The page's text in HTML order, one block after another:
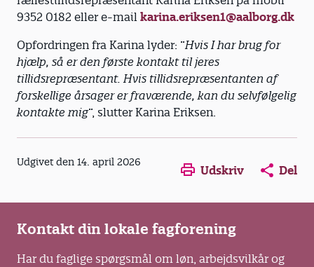
9352 0182 eller e-mail karina.eriksen1@aalborg.dk
Opfordringen fra Karina lyder: ”Hvis I har brug for
hjælp, så er den første kontakt til jeres
tillidsrepræsentant. Hvis tillidsrepræsentanten af
forskellige årsager er fraværende, kan du selvfølgelig
kontakte mig”, slutter Karina Eriksen.
Udgivet den 14. april 2026 Opens in a new window
Opens in a new
Opens in
Udskriv Del
Kontakt din lokale fagforening
Har du faglige spørgsmål om løn, arbejdsvilkår og